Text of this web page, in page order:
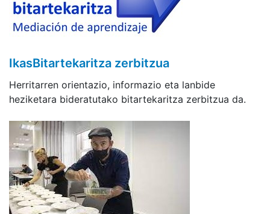
IkasBitartekaritza zerbitzua
Herritarren orientazio, informazio eta lanbide
heziketara bideratutako bitartekaritza zerbitzua da.